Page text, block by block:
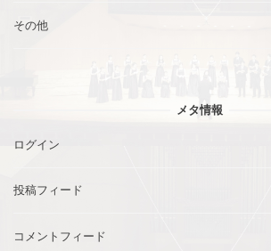
その他
メタ情報
ログイン
投稿フィード
コメントフィード